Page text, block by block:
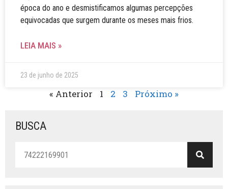
BUSCA
época do ano e desmistificamos algumas percepções
equivocadas que surgem durante os meses mais frios.
LEIA MAIS »
23 de junho de 2025
« Anterior 1 2 3 Próximo »